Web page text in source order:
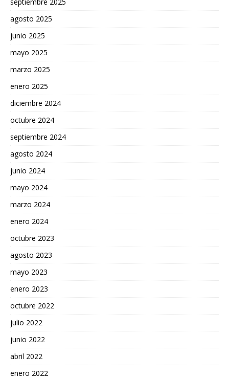
agosto 2025
junio 2025
mayo 2025
marzo 2025
enero 2025
diciembre 2024
octubre 2024
septiembre 2024
agosto 2024
junio 2024
mayo 2024
marzo 2024
enero 2024
octubre 2023
agosto 2023
mayo 2023
enero 2023
octubre 2022
julio 2022
junio 2022
abril 2022
enero 2022